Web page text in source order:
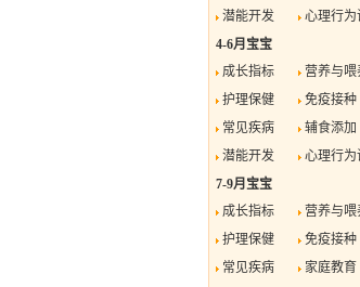
潜能开发
心理行为
4-6月宝宝
成长指标
营养与喂
护理保健
免疫接种
常见疾病
辅食添加
潜能开发
心理行为
7-9月宝宝
成长指标
营养与喂
护理保健
免疫接种
常见疾病
家庭教育